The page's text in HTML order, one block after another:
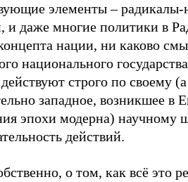
элементы –
и даже многие политики в
нации, ни каково
национального
строго по своему
западное, возникшее в
эпохи модерна) научному
действий.
о том, как всё это